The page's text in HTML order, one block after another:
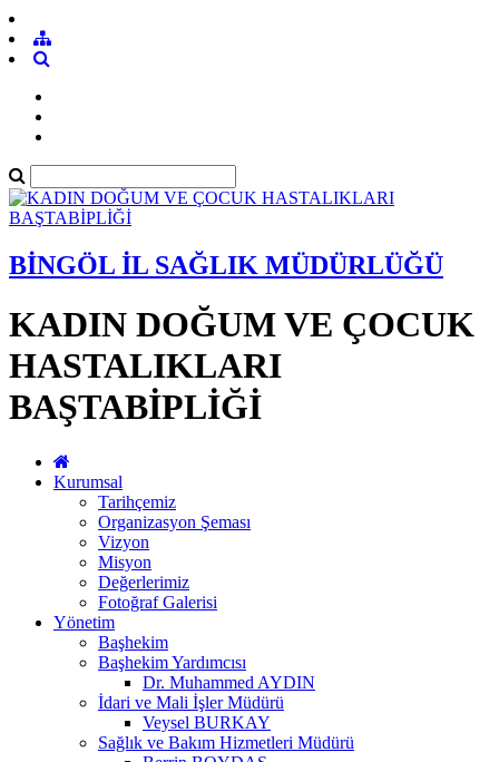
BİNGÖL İL SAĞLIK MÜDÜRLÜĞÜ
KADIN DOĞUM VE ÇOCUK
HASTALIKLARI
BAŞTABİPLİĞİ
Kurumsal
Tarihçemiz
Organizasyon Şeması
Vizyon
Misyon
Değerlerimiz
Fotoğraf Galerisi
Yönetim
Başhekim
Başhekim Yardımcısı
Dr. Muhammed AYDIN
İdari ve Mali İşler Müdürü
Veysel BURKAY
Sağlık ve Bakım Hizmetleri Müdürü